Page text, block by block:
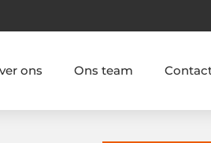
ons Ons team